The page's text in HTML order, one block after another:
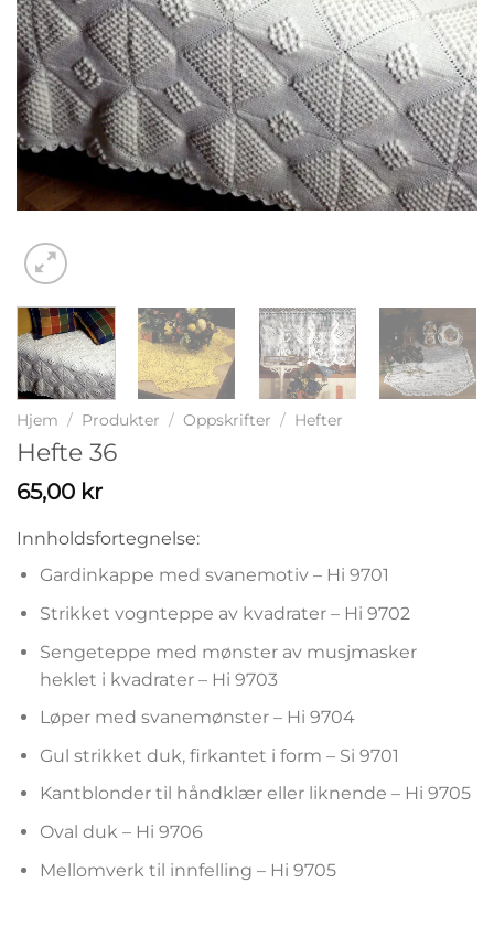
Hjem / Produkter / Oppskrifter / Hefter
Hefte 36
65,00 kr
Innholdsfortegnelse:
Gardinkappe med svanemotiv – Hi 9701
Strikket vognteppe av kvadrater – Hi 9702
Sengeteppe med mønster av musjmasker
heklet i kvadrater – Hi 9703
Løper med svanemønster – Hi 9704
Gul strikket duk, firkantet i form – Si 9701
Kantblonder til håndklær eller liknende – Hi 9705
Oval duk – Hi 9706
Mellomverk til innfelling – Hi 9705